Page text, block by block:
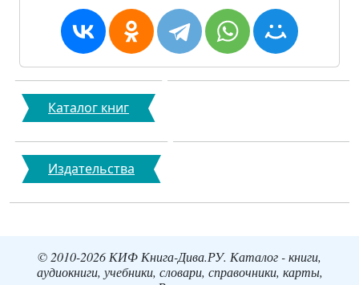
Каталог книг
Издательства
© 2010-2026 КИФ Книга-Дива.РУ. Каталог - книги,
аудиокниги, учебники, словари, справочники, карты,